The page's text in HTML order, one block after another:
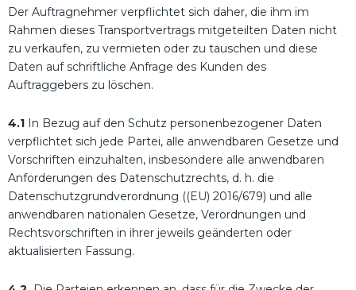
Der Auftragnehmer verpflichtet sich daher, die ihm im
Rahmen dieses Transportvertrags mitgeteilten Daten nicht
zu verkaufen, zu vermieten oder zu tauschen und diese
Daten auf schriftliche Anfrage des Kunden des
Auftraggebers zu löschen.
4.1 In Bezug auf den Schutz personenbezogener Daten
verpflichtet sich jede Partei, alle anwendbaren Gesetze und
Vorschriften einzuhalten, insbesondere alle anwendbaren
Anforderungen des Datenschutzrechts, d. h. die
Datenschutzgrundverordnung ((EU) 2016/679) und alle
anwendbaren nationalen Gesetze, Verordnungen und
Rechtsvorschriften in ihrer jeweils geänderten oder
aktualisierten Fassung.